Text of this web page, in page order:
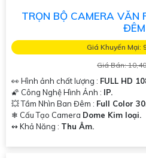
TRỌN BỘ CAMERA VĂN
ĐÊM
Giá Khuyến Mại:
Giá Bán:
👀 Hình ảnh chất lượng : FULL HD
🌠 Công Nghệ Hình Ảnh : IP.
💥 Tầm Nhìn Ban Đêm : Full Color
❄ Cấu Tạo Camera Dome Kim loại.
️↭ Khả Năng : Thu Âm.